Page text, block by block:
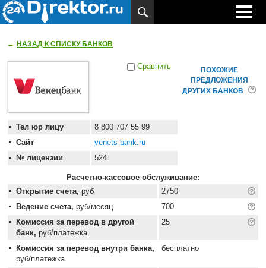
← НАЗАД К СПИСКУ БАНКОВ
Сравнить
Тел юр лицу
8 800 707 55 99
Сайт
venets-bank.ru
№ лицензии
524
Расчетно-кассовое обслуживание:
Открытие счета, руб
2750
Ведение счета, руб/месяц
700
Комиссия за перевод в другой
банк, руб/платежка
25
Комиссия за перевод внутри банка,
руб/платежка
бесплатно
ПОХОЖИЕ
ПРЕДЛОЖЕНИЯ
ДРУГИХ БАНКОВ